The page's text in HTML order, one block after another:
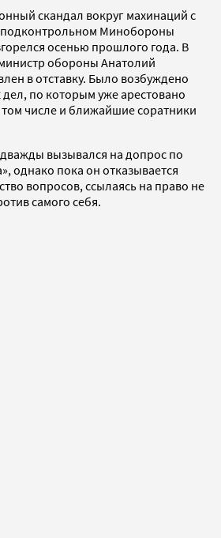
скандал вокруг махинаций с
подконтрольном Минобороны
осенью прошлого года. В
обороны Анатолий
в отставку. Было возбуждено
по которым уже арестовано
числе и ближайшие соратники
вызывался на допрос по
однако пока он отказывается
вопросов, ссылаясь на право не
самого себя.